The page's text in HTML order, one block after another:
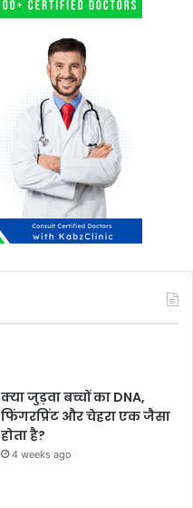
क्या जुड़वा बच्चों का DNA,
फिंगरप्रिंट और चेहरा एक जैसा
होता है?
4 weeks ago